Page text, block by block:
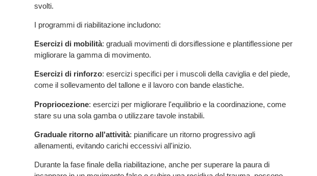
svolti.
I programmi di riabilitazione includono:
Esercizi di mobilità: graduali movimenti di dorsiflessione e plantiflessione per
migliorare la gamma di movimento.
Esercizi di rinforzo: esercizi specifici per i muscoli della caviglia e del piede,
come il sollevamento del tallone e il lavoro con bande elastiche.
Propriocezione: esercizi per migliorare l'equilibrio e la coordinazione, come
stare su una sola gamba o utilizzare tavole instabili.
Graduale ritorno all'attività: pianificare un ritorno progressivo agli
allenamenti, evitando carichi eccessivi all'inizio.
Durante la fase finale della riabilitazione, anche per superare la paura di